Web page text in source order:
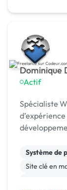
Dominique
Actif
Spécialiste
Système de
Site clé en